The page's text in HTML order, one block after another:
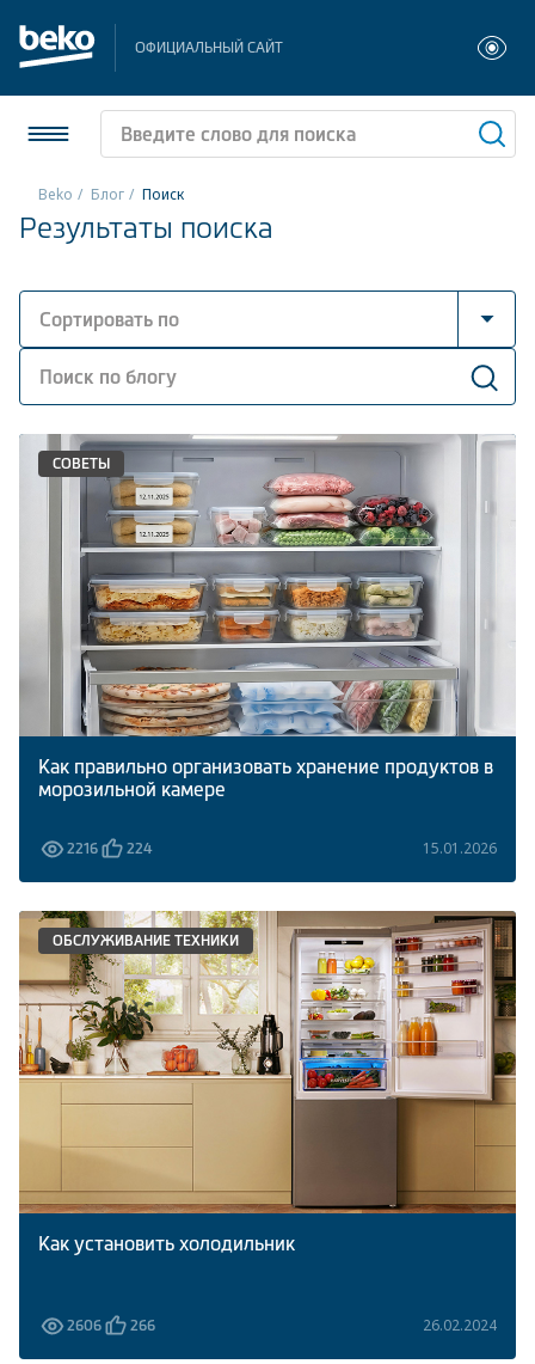
ОФИЦИАЛЬНЫЙ САЙТ
Холодильники и морозильники
Стиральные и сушильные машины
Посудомоечные машины
Встраиваемая техника
Малая бытовая техника
Климатическая техника
Сравнить
Beko Блог Поиск
Результаты поиска
Сортировать по
Сначала новые
СОВЕТЫ
Как правильно организовать хранение продуктов в
морозильной камере
2216 224 15.01.2026
ОБСЛУЖИВАНИЕ ТЕХНИКИ
Как установить холодильник
2606 266 26.02.2024